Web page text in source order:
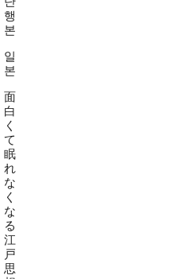
행
본
일
본
面
白
く
て
眠
れ
な
く
な
る
江
戸
思